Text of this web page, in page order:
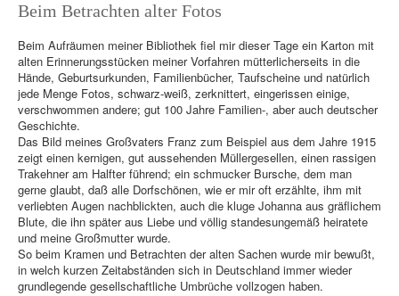
Beim Betrachten alter Fotos
Beim Aufräumen meiner Bibliothek fiel mir dieser Tage ein Karton mit
alten Erinnerungsstücken meiner Vorfahren mütterlicherseits in die
Hände, Geburtsurkunden, Familienbücher, Taufscheine und natürlich
jede Menge Fotos, schwarz-weiß, zerknittert, eingerissen einige,
verschwommen andere; gut 100 Jahre Familien-, aber auch deutscher
Geschichte.
Das Bild meines Großvaters Franz zum Beispiel aus dem Jahre 1915
zeigt einen kernigen, gut aussehenden Müllergesellen, einen rassigen
Trakehner am Halfter führend; ein schmucker Bursche, dem man
gerne glaubt, daß alle Dorfschönen, wie er mir oft erzählte, ihm mit
verliebten Augen nachblickten, auch die kluge Johanna aus gräflichem
Blute, die ihn später aus Liebe und völlig standesungemäß heiratete
und meine Großmutter wurde.
So beim Kramen und Betrachten der alten Sachen wurde mir bewußt,
in welch kurzen Zeitabständen sich in Deutschland immer wieder
grundlegende gesellschaftliche Umbrüche vollzogen haben.